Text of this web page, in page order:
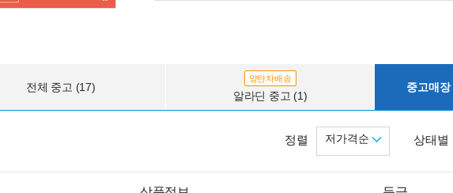
전체 중고 (17)
양탄자배송
알라딘 중고 (1)
중고매
상태별
정렬 저가격순